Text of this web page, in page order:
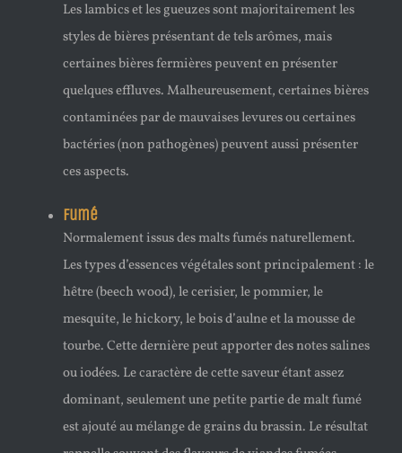
Les lambics et les gueuzes sont majoritairement les
styles de bières présentant de tels arômes, mais
certaines bières fermières peuvent en présenter
quelques effluves. Malheureusement, certaines bières
contaminées par de mauvaises levures ou certaines
bactéries (non pathogènes) peuvent aussi présenter
ces aspects.
Fumé
Normalement issus des malts fumés naturellement.
Les types d’essences végétales sont principalement : le
hêtre (beech wood), le cerisier, le pommier, le
mesquite, le hickory, le bois d’aulne et la mousse de
tourbe. Cette dernière peut apporter des notes salines
ou iodées. Le caractère de cette saveur étant assez
dominant, seulement une petite partie de malt fumé
est ajouté au mélange de grains du brassin. Le résultat